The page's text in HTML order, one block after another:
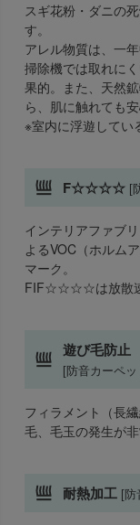
スギ花粉・ダニの
す。
アレル物質は、一
掃除機では取れに
果的。また、天然
ら、肌に触れても安
※室内に浮遊してい
F☆☆☆☆ [
インテリアファブ
よるVOC（ホルム
マーク。
FIF☆☆☆☆は放散速
遊び毛防止
[防音カーペ
フィラメント（長
毛、毛玉の発生が
耐熱加工 [防